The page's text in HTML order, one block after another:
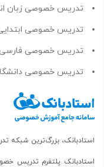
تدریس خصوصی زبان
تدریس خصوصی
تدریس خصوصی فارسی
تدریس خصوصی
استادبانک، بزرگ‌ترین شبکه
استادبانک پلتفرم تدریس